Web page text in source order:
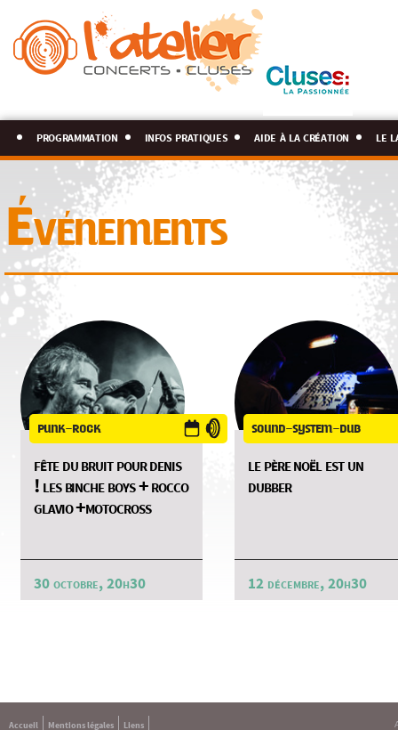
programmation infos pratiques aide à la création le
Événements
punk-rock
fête du bruit pour denis
! les binche boys + rocco
glavio +motocross
30 octobre, 20h30
sound-system-dub
le père noël est un
dubber
12 décembre, 20h30
Accueil Mentions légales
Liens